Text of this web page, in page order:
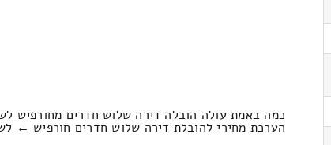
כמה באמת עולה הובלה דירה שלוש חדרים מחורפיש
הערכת מחירי להובלת דירה שלוש חדרים חורפיש ← לשער הגולן